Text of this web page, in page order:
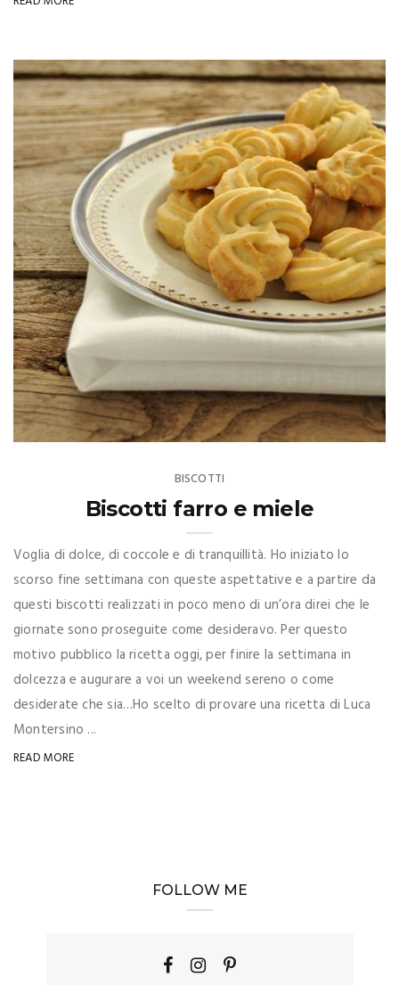
BISCOTTI
Biscotti farro e miele
Voglia di dolce, di coccole e di tranquillità. Ho iniziato lo
scorso fine settimana con queste aspettative e a partire da
questi biscotti realizzati in poco meno di un’ora direi che le
giornate sono proseguite come desideravo. Per questo
motivo pubblico la ricetta oggi, per finire la settimana in
dolcezza e augurare a voi un weekend sereno o come
desiderate che sia…Ho scelto di provare una ricetta di Luca
Montersino ...
READ MORE
FOLLOW ME